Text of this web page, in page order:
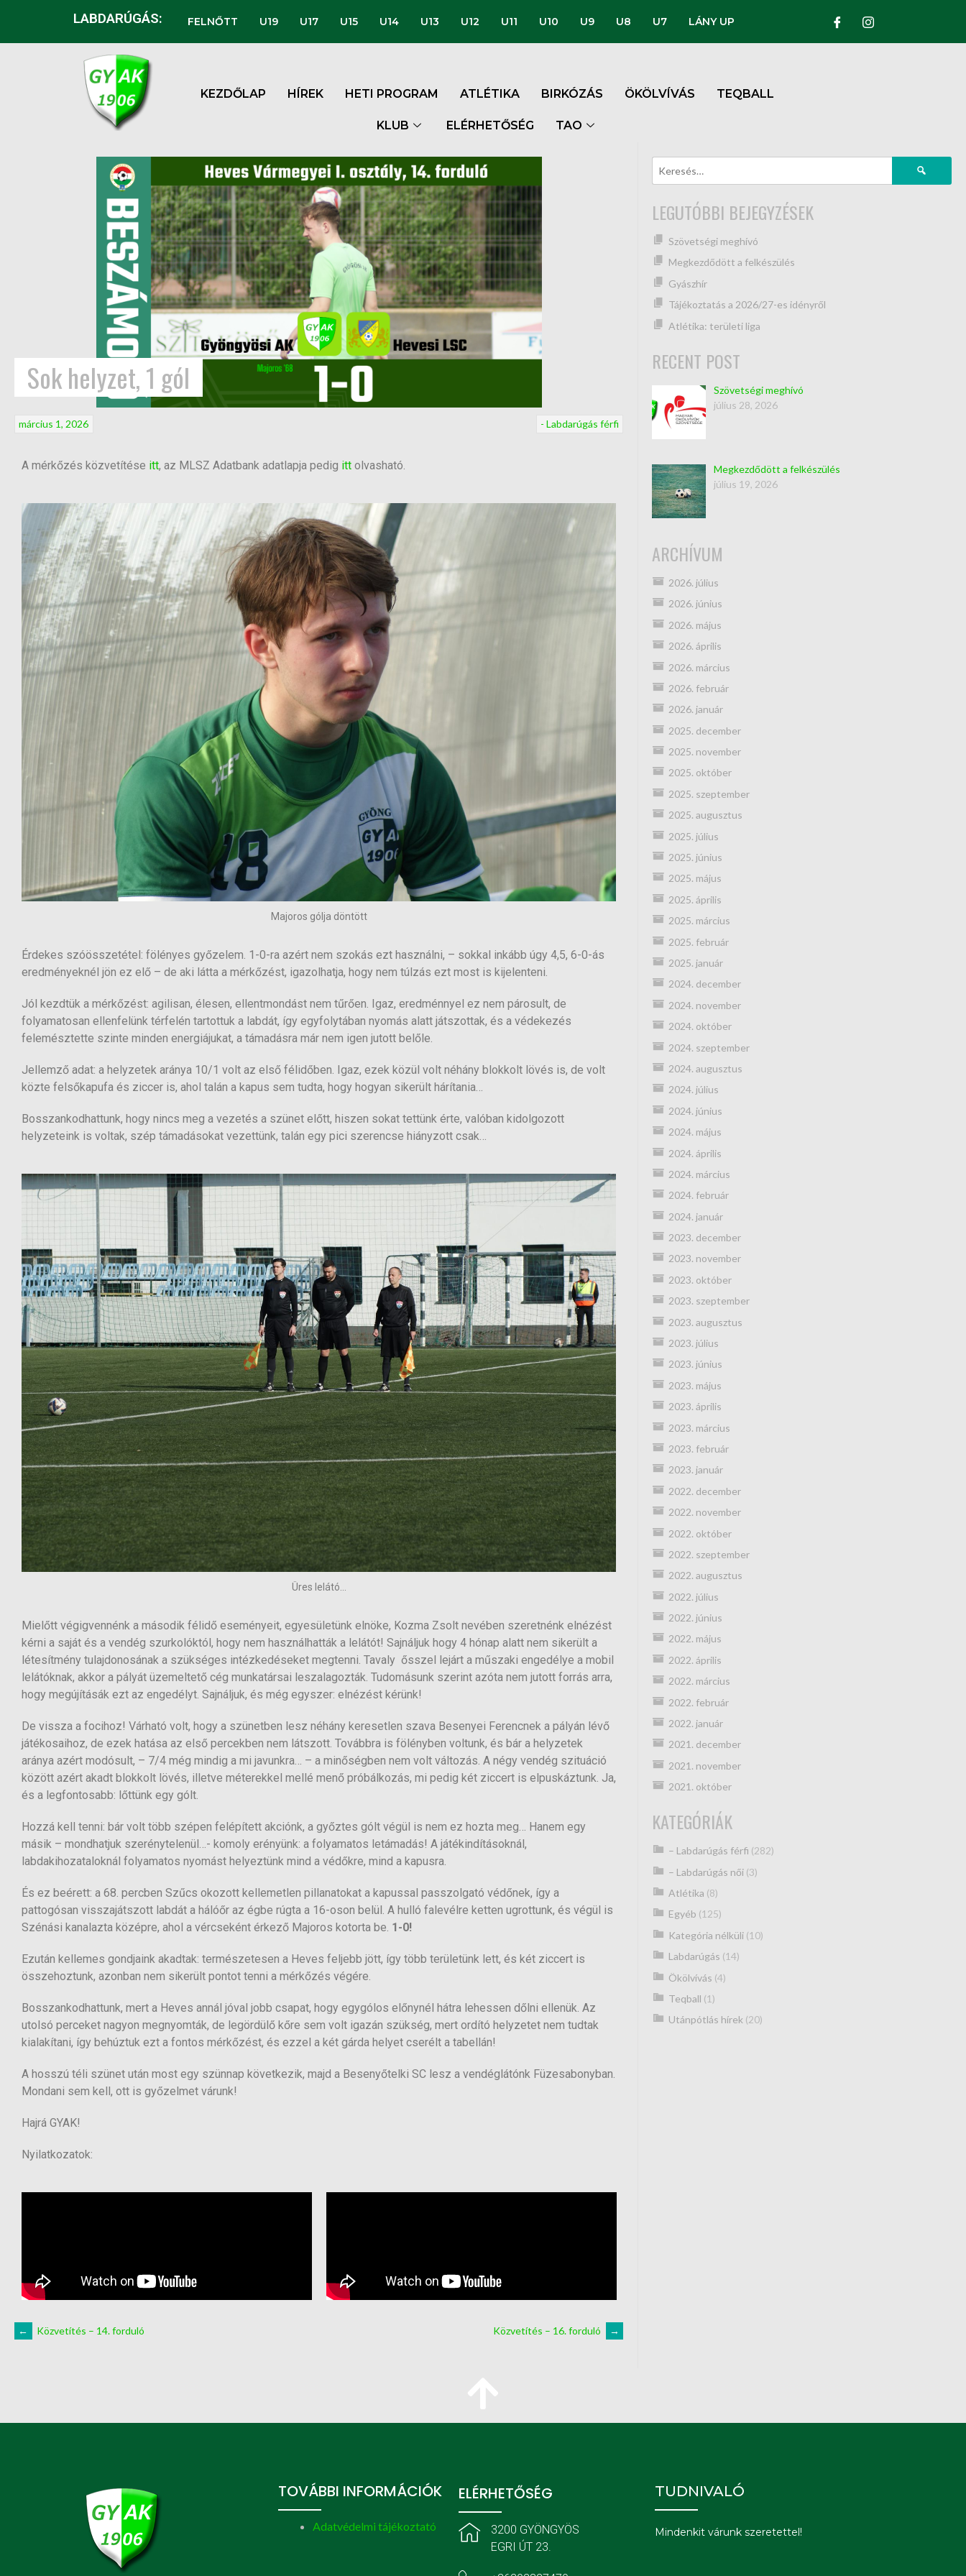
LABDARÚGÁS: FELNŐTT U19 U17 U15 U14 U13 U12 U11 U10 U9 U8 U7 LÁNY UP
KEZDŐLAP HÍREK HETI PROGRAM ATLÉTIKA BIRKÓZÁS ÖKÖLVÍVÁS TEQBALL
KLUB ELÉRHETŐSÉG TAO
Sok helyzet, 1 gól
- Labdarúgás férfi
március 1, 2026
A mérkőzés közvetítése itt, az MLSZ Adatbank adatlapja pedig itt olvasható.
Majoros gólja döntött
Érdekes szóösszetétel: fölényes győzelem. 1-0-ra azért nem szokás ezt használni, – sokkal inkább úgy 4,5, 6-0-ás
eredményeknél jön ez elő – de aki látta a mérkőzést, igazolhatja, hogy nem túlzás ezt most is kijelenteni.
Jól kezdtük a mérkőzést: agilisan, élesen, ellentmondást nem tűrően. Igaz, eredménnyel ez nem párosult, de
folyamatosan ellenfelünk térfelén tartottuk a labdát, így egyfolytában nyomás alatt játszottak, és a védekezés
felemésztette szinte minden energiájukat, a támadásra már nem igen jutott belőle.
Jellemző adat: a helyzetek aránya 10/1 volt az első félidőben. Igaz, ezek közül volt néhány blokkolt lövés is, de volt
közte felsőkapufa és ziccer is, ahol talán a kapus sem tudta, hogy hogyan sikerült hárítania…
Bosszankodhattunk, hogy nincs meg a vezetés a szünet előtt, hiszen sokat tettünk érte, valóban kidolgozott
helyzeteink is voltak, szép támadásokat vezettünk, talán egy pici szerencse hiányzott csak…
Üres lelátó...
Mielőtt végigvennénk a második félidő eseményeit, egyesületünk elnöke, Kozma Zsolt nevében szeretnénk elnézést
kérni a saját és a vendég szurkolóktól, hogy nem használhatták a lelátót! Sajnáljuk hogy 4 hónap alatt nem sikerült a
létesítmény tulajdonosának a szükséges intézkedéseket megtenni. Tavaly ősszel lejárt a műszaki engedélye a mobil
lelátóknak, akkor a pályát üzemeltető cég munkatársai leszalagozták. Tudomásunk szerint azóta nem jutott forrás arra,
hogy megújításák ezt az engedélyt. Sajnáljuk, és még egyszer: elnézést kérünk!
De vissza a focihoz! Várható volt, hogy a szünetben lesz néhány keresetlen szava Besenyei Ferencnek a pályán lévő
játékosaihoz, de ezek hatása az első percekben nem látszott. Továbbra is fölényben voltunk, és bár a helyzetek
aránya azért modósult, – 7/4 még mindig a mi javunkra… – a minőségben nem volt változás. A négy vendég szituáció
között azért akadt blokkolt lövés, illetve méterekkel mellé menő próbálkozás, mi pedig két ziccert is elpuskáztunk. Ja,
és a legfontosabb: lőttünk egy gólt.
Hozzá kell tenni: bár volt több szépen felépített akciónk, a győztes gólt végül is nem ez hozta meg… Hanem egy
másik – mondhatjuk szerénytelenül…- komoly erényünk: a folyamatos letámadás! A játékindításoknál,
labdakihozataloknál folyamatos nyomást helyeztünk mind a védőkre, mind a kapusra.
És ez beérett: a 68. percben Szűcs okozott kellemetlen pillanatokat a kapussal passzolgató védőnek, így a
pattogósan visszajátszott labdát a hálóőr az égbe rúgta a 16-oson belül. A hulló falevélre ketten ugrottunk, és végül is
Szénási kanalazta középre, ahol a vércseként érkező Majoros kotorta be. 1-0!
Ezután kellemes gondjaink akadtak: természetesen a Heves feljebb jött, így több területünk lett, és két ziccert is
összehoztunk, azonban nem sikerült pontot tenni a mérkőzés végére.
Bosszankodhattunk, mert a Heves annál jóval jobb csapat, hogy egygólos előnynél hátra lehessen dőlni ellenük. Az
utolsó perceket nagyon megnyomták, de legördülő kőre sem volt igazán szükség, mert ordító helyzetet nem tudtak
kialakítani, így behúztuk ezt a fontos mérkőzést, és ezzel a két gárda helyet cserélt a tabellán!
A hosszú téli szünet után most egy szünnap következik, majd a Besenyőtelki SC lesz a vendéglátónk Füzesabonyban.
Mondani sem kell, ott is győzelmet várunk!
Hajrá GYAK!
Nyilatkozatok:
← Közvetítés – 14. forduló Közvetítés – 16. forduló →
LEGUTÓBBI BEJEGYZÉSEK
Szövetségi meghívó
Megkezdődött a felkészülés
Gyászhír
Tájékoztatás a 2026/27-es idényről
Atlétika: területi liga
RECENT POST
Szövetségi meghívó
július 28, 2026
Megkezdődött a felkészülés
július 19, 2026
ARCHÍVUM
2026. július
2026. június
2026. május
2026. április
2026. március
2026. február
2026. január
2025. december
2025. november
2025. október
2025. szeptember
2025. augusztus
2025. július
2025. június
2025. május
2025. április
2025. március
2025. február
2025. január
2024. december
2024. november
2024. október
2024. szeptember
2024. augusztus
2024. július
2024. június
2024. május
2024. április
2024. március
2024. február
2024. január
2023. december
2023. november
2023. október
2023. szeptember
2023. augusztus
2023. július
2023. június
2023. május
2023. április
2023. március
2023. február
2023. január
2022. december
2022. november
2022. október
2022. szeptember
2022. augusztus
2022. július
2022. június
2022. május
2022. április
2022. március
2022. február
2022. január
2021. december
2021. november
2021. október
KATEGÓRIÁK
– Labdarúgás férfi (282)
– Labdarúgás női(3)
Atlétika (8)
Egyéb (125)
Kategória nélküli(10)
Labdarúgás (14)
Ökölvívás (4)
Teqball (1)
Utánpótlás hírek (20)
TOVÁBBI INFORMÁCIÓK
Adatvédelmi tájékoztató
ELÉRHETŐSÉG
3200 GYÖNGYÖS
EGRI ÚT 23.
TUDNIVALÓ
Mindenkit várunk szeretettel!